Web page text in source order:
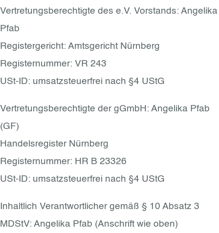
Vertretungsberechtigte des e.V. Vorstands: Angelika
Pfab
Registergericht: Amtsgericht Nürnberg
Registernummer: VR 243
USt-ID: umsatzsteuerfrei nach §4 UStG
Vertretungsberechtigte der gGmbH: Angelika Pfab
(GF)
Handelsregister Nürnberg
Registernummer: HR B 23326
USt-ID: umsatzsteuerfrei nach §4 UStG
Inhaltlich Verantwortlicher gemäß § 10 Absatz 3
MDStV: Angelika Pfab (Anschrift wie oben)